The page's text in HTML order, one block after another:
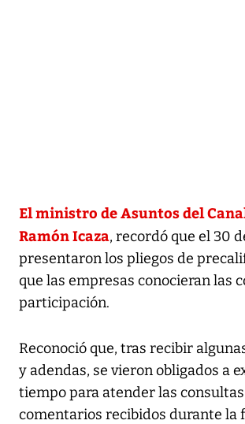
El ministro de Asuntos del
Ramón Icaza, recordó que el 30
presentaron los pliegos de
que las empresas conocieran las
participación.
Reconoció que, tras recibir
y adendas, se vieron obligados a
tiempo para atender las
comentarios recibidos durante la